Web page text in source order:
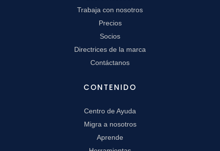
Trabaja con nosotros
Precios
Socios
Directrices de la marca
Contáctanos
CONTENIDO
Centro de Ayuda
Migra a nosotros
Aprende